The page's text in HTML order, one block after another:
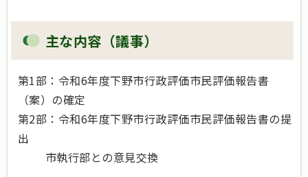
主な内容（議事）
第1部：令和6年度下野市行政評価市民評価報告書
（案）の確定
第2部：令和6年度下野市行政評価市民評価報告書の提
出
市執行部との意見交換